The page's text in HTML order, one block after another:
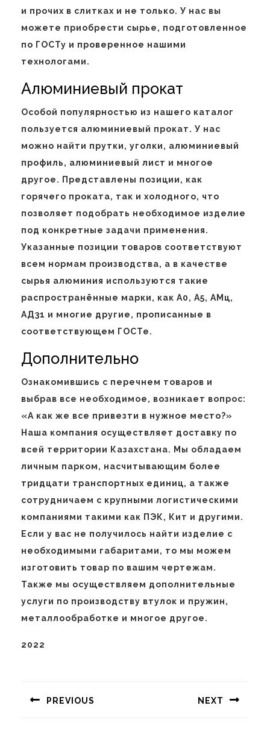
и прочих в слитках и не только. У нас вы
можете приобрести сырье, подготовленное
по ГОСТу и проверенное нашими
технологами.
Алюминиевый прокат
Особой популярностью из нашего каталог
пользуется алюминиевый прокат. У нас
можно найти прутки, уголки, алюминиевый
профиль, алюминиевый лист и многое
другое. Представлены позиции, как
горячего проката, так и холодного, что
позволяет подобрать необходимое изделие
под конкретные задачи применения.
Указанные позиции товаров соответствуют
всем нормам производства, а в качестве
сырья алюминия используются такие
распространённые марки, как А0, А5, АМц,
АД31 и многие другие, прописанные в
соответствующем ГОСТе.
Дополнительно
Ознакомившись с перечнем товаров и
выбрав все необходимое, возникает вопрос:
«А как же все привезти в нужное место?»
Наша компания осуществляет доставку по
всей территории Казахстана. Мы обладаем
личным парком, насчитывающим более
тридцати транспортных единиц, а также
сотрудничаем с крупными логистическими
компаниями такими как ПЭК, Кит и другими.
Если у вас не получилось найти изделие с
необходимыми габаритами, то мы можем
изготовить товар по вашим чертежам.
Также мы осуществляем дополнительные
услуги по производству втулок и пружин,
металлообработке и многое другое.
2022
записям
PREVIOUS NEXT